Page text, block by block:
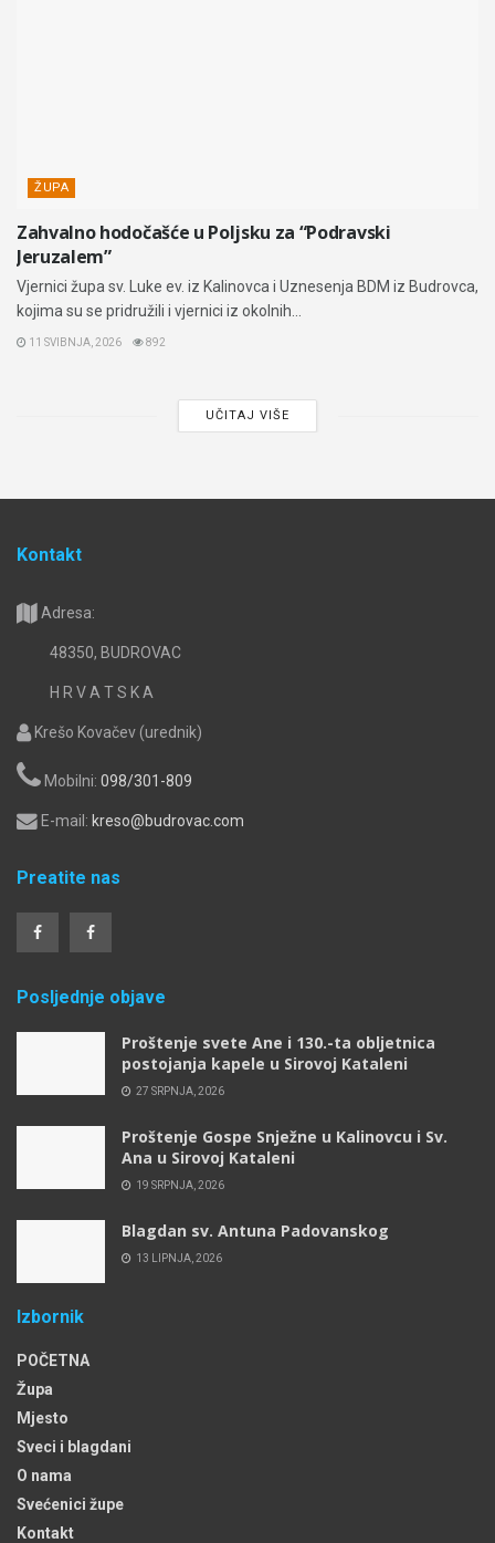
ŽUPA
Zahvalno hodočašće u Poljsku za “Podravski
Jeruzalem”
Vjernici župa sv. Luke ev. iz Kalinovca i Uznesenja BDM iz Budrovca,
kojima su se pridružili i vjernici iz okolnih...
11 SVIBNJA, 2026 892
UČITAJ VIŠE
Kontakt
Adresa:
48350, BUDROVAC
H R V A T S K A
Krešo Kovačev (urednik)
Mobilni: 098/301-809
E-mail: kreso@budrovac.com
Preatite nas
Posljednje objave
Proštenje svete Ane i 130.-ta obljetnica
postojanja kapele u Sirovoj Kataleni
27 SRPNJA, 2026
Proštenje Gospe Snježne u Kalinovcu i Sv.
Ana u Sirovoj Kataleni
19 SRPNJA, 2026
Blagdan sv. Antuna Padovanskog
13 LIPNJA, 2026
Izbornik
POČETNA
Župa
Mjesto
Sveci i blagdani
O nama
Svećenici župe
Kontakt